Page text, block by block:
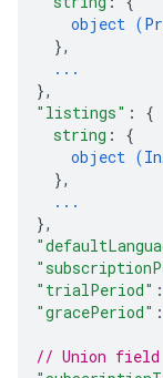
object (
},
...
},
"listings" : {
string : {
object (
},
...
},
"trialPeriod" :
"gracePeriod" :
// Union field